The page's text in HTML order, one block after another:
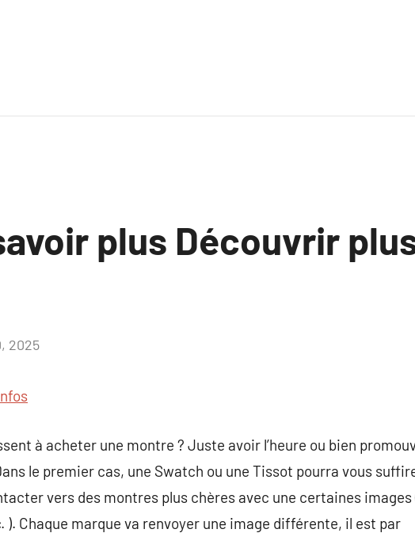
plus Découvrir
2025
à acheter une montre ? Juste avoir l’heure ou bien
le premier cas, une Swatch ou une Tissot pourra vous
vers des montres plus chères avec une certaines images
). Chaque marque va renvoyer une image différente, il est par